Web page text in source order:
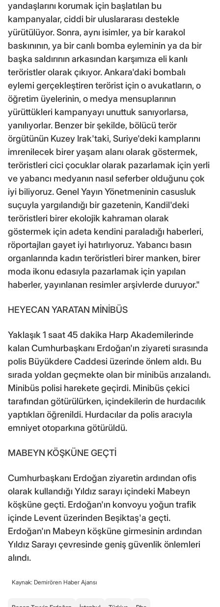
yandaşlarını korumak için başlatılan bu
kampanyalar, ciddi bir uluslararası destekle
yürütülüyor. Sonra, aynı isimler, ya bir karakol
baskınının, ya bir canlı bomba eyleminin ya da bir
başka saldırının arkasından karşımıza eli kanlı
teröristler olarak çıkıyor. Ankara'daki bombalı
eylemi gerçekleştiren terörist için o avukatların, o
öğretim üyelerinin, o medya mensuplarının
yürüttükleri kampanyayı unuttuk sanıyorlarsa,
yanılıyorlar. Benzer bir şekilde, bölücü terör
örgütünün Kuzey Irak'taki, Suriye'deki kamplarını
imrenilecek birer yaşam alanı olarak göstermek,
teröristleri cici çocuklar olarak pazarlamak için yerli
ve yabancı medyanın nasıl seferber olduğunu çok
iyi biliyoruz. Genel Yayın Yönetmeninin casusluk
suçuyla yargılandığı bir gazetenin, Kandil'deki
teröristleri birer ekolojik kahraman olarak
göstermek için adeta kendini paraladığı haberleri,
röportajları gayet iyi hatırlıyoruz. Yabancı basın
organlarında kadın teröristleri birer manken, birer
moda ikonu edasıyla pazarlamak için yapılan
haberler, yayınlanan resimler arşivlerde duruyor."
HEYECAN YARATAN MİNİBÜS
Yaklaşık 1 saat 45 dakika Harp Akademilerinde
kalan Cumhurbaşkanı Erdoğan'ın ziyareti sırasında
polis Büyükdere Caddesi üzerinde önlem aldı. Bu
sırada yoldan geçmekte olan bir minibüs arızalandı.
Minibüs polisi harekete geçirdi. Minibüs çekici
tarafından götürülürken, içindekilerin de hurdacılık
yaptıkları öğrenildi. Hurdacılar da polis aracıyla
emniyet otoparkına götürüldü.
MABEYN KÖŞKÜNE GEÇTİ
Cumhurbaşkanı Erdoğan ziyaretin ardından ofis
olarak kullandığı Yıldız sarayı içindeki Mabeyn
köşküne geçti. Erdoğan'ın konvoyu yoğun trafik
içinde Levent üzerinden Beşiktaş'a geçti.
Erdoğan'ın Mabeyn köşküne girmesinin ardından
Yıldız Sarayı çevresinde geniş güvenlik önlemleri
alındı.
Kaynak: Demirören Haber Ajansı